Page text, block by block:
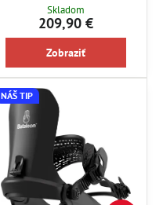
Skladom
209,90 €
Zobraziť
NÁŠ TIP